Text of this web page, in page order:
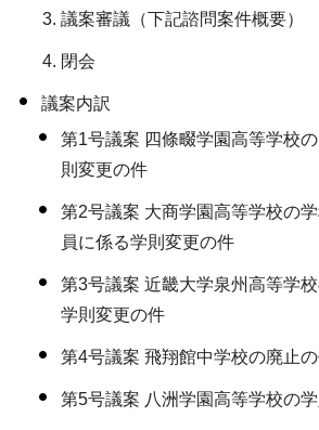
議案審議（下記諮問案件概要）
閉会
議案内訳
第1号議案 四條畷学園高等学校
則変更の件
第2号議案 大商学園高等学校の
員に係る学則変更の件
第3号議案 近畿大学泉州高等学
学則変更の件
第4号議案 飛翔館中学校の廃止
第5号議案 八洲学園高等学校の